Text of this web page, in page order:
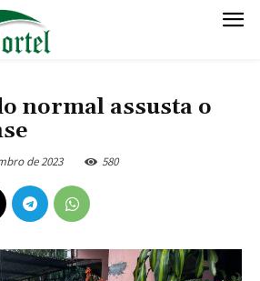
normal assusta o
de 2023 580